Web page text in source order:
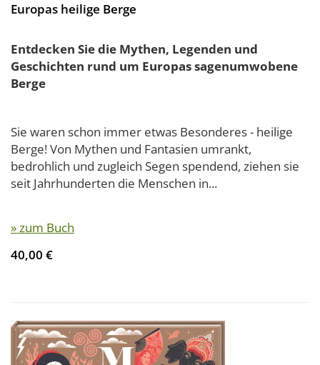
Europas heilige Berge
Entdecken Sie die Mythen, Legenden und
Geschichten rund um Europas sagenumwobene
Berge
Sie waren schon immer etwas Besonderes - heilige
Berge! Von Mythen und Fantasien umrankt,
bedrohlich und zugleich Segen spendend, ziehen sie
seit Jahrhunderten die Menschen in...
» zum Buch
40,00 €